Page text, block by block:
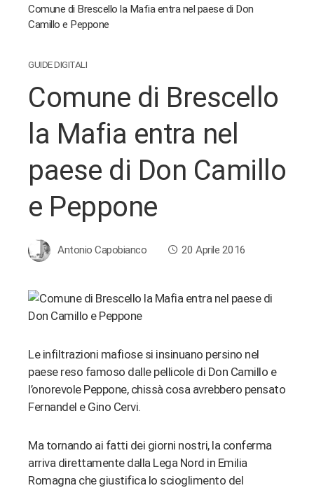
Comune di Brescello la Mafia entra nel paese di Don
Camillo e Peppone
GUIDE DIGITALI
Comune di Brescello
la Mafia entra nel
paese di Don Camillo
e Peppone
Antonio Capobianco 20 Aprile 2016
Le infiltrazioni mafiose si insinuano persino nel
paese reso famoso dalle pellicole di Don Camillo e
l’onorevole Peppone, chissà cosa avrebbero pensato
Fernandel e Gino Cervi.
Ma tornando ai fatti dei giorni nostri, la conferma
arriva direttamente dalla Lega Nord in Emilia
Romagna che giustifica lo scioglimento del